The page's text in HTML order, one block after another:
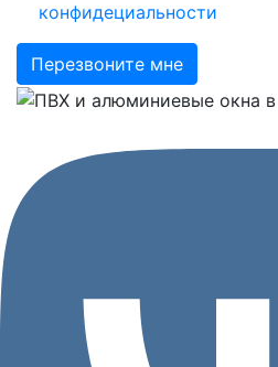
конфидециальности
Перезвоните мне